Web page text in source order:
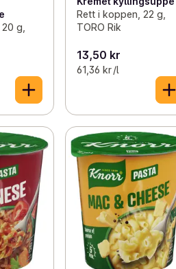
g,
Rett i koppen, 22 g,
TORO Rik
13,50 kr
61,36 kr /l